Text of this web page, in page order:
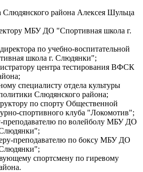
района Алексея Шульца
МБУ ДО "Спортивная школа г.
по учебно-воспитательной
школа г. Слюдянки";
центра тестирования ВФСК
специалисту отдела культуры
Слюдянского района;
по спорту Общественной
спортивного клуба "Локомотив";
преподавателю по волейболу МБУ ДО
преподавателю по боксу МБУ ДО
спортсмену по гиревому